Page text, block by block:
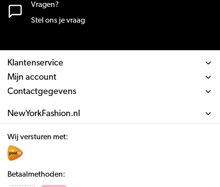
Vragen?
Stel ons je vraag
Klantenservice
Mijn account
Contactgegevens
NewYorkFashion.nl
Wij versturen met:
Betaalmethoden: